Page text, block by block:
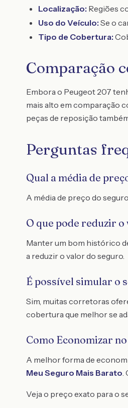
Localização: Regiões
Uso do Veículo: Se o
Tipo de Cobertura:
Comparação
Embora o Peugeot 207
mais alto em comparação
peças de reposição
Perguntas
Qual a média de
A média de preço do
O que pode reduzir
Manter um bom histórico
a reduzir o valor do seguro.
É possível simular o
Sim, muitas corretoras
cobertura que melhor se
Como Economizar
A melhor forma de
Meu Seguro Mais Barato.
Veja o preço exato para o